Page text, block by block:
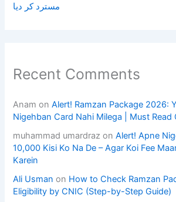
مسترد کر دیا
Recent Comments
Anam onAlert! Ramzan Package 2026:
Nigehban Card Nahi Milega | Must Read
muhammad umardraz onAlert! Apne
10,000 Kisi Ko Na De – Agar Koi Fee
Karein
Ali Usman on How to Check Ramzan
Eligibility by CNIC (Step-by-Step Guide)